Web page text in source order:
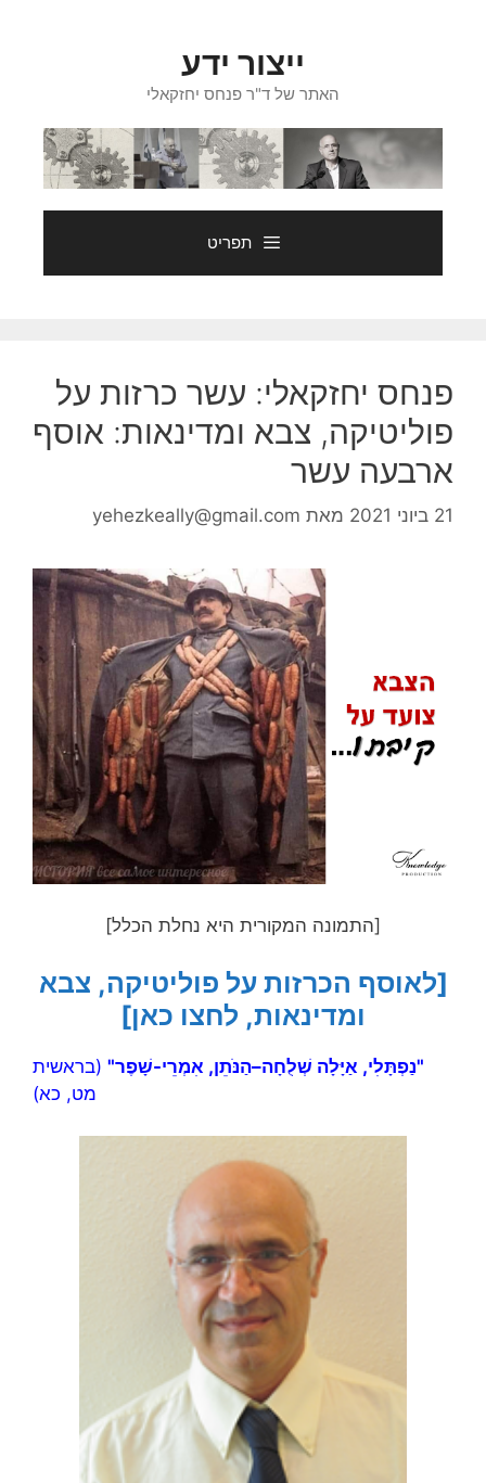
ייצור ידע
האתר של ד"ר פנחס יחזקאלי
תפריט
פנחס יחזקאלי: עשר כרזות על
פוליטיקה, צבא ומדינאות: אוסף
ארבעה עשר
21 ביוני 2021 מאת yehezkeally@gmail.com
[התמונה המקורית היא נחלת הכלל]
[לאוסף הכרזות על פוליטיקה, צבא
ומדינאות, לחצו כאן]
"נַפְתָּלִי, אַיָּלָה שְׁלֻחָה–הַנֹּתֵן, אִמְרֵי-שָׁפֶר" (בראשית
מט, כא)